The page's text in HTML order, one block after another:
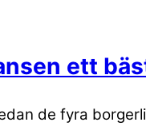
ett
de fyra